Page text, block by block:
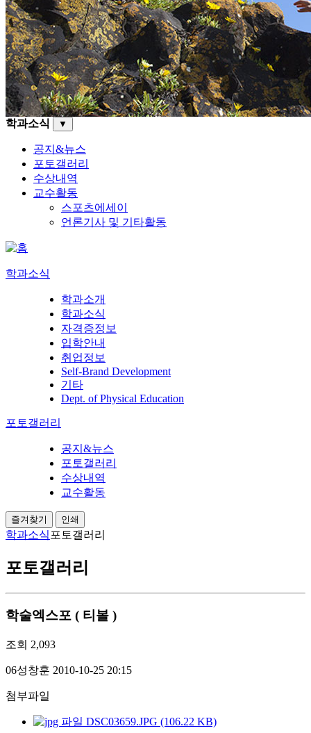
학과소식 ▼
공지&뉴스
포토갤러리
수상내역
교수활동
스포츠에세이
언론기사 및 기타활동
학과소식
학과소개
학과소식
자격증정보
입학안내
취업정보
Self-Brand Development
기타
Dept. of Physical Education
포토갤러리
공지&뉴스
포토갤러리
수상내역
교수활동
즐겨찾기 인쇄
학과소식 포토갤러리
포토갤러리
학술엑스포 ( 티볼 )
조회 2,093
06성창훈 2010-10-25 20:15
첨부파일
DSC03659.JPG (106.22 KB)